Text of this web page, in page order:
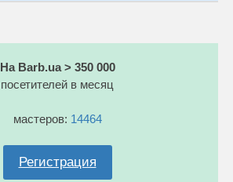
На Barb.ua > 350 000
посетителей в месяц
мастеров: 14464
Регистрация